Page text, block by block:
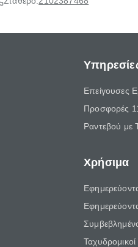
Επείγουσες
Προσφορές
Ραντεβού με
Χρήσιμα